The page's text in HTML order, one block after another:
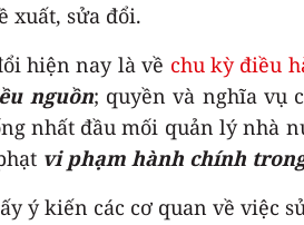
xuất, sửa đổi.
hiện nay là về chu kỳ điều
nguồn; quyền và nghĩa vụ
nhất đầu mối quản lý nhà
vi phạm hành chính